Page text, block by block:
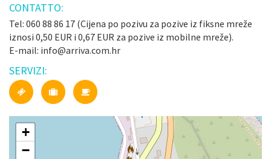
CONTATTO:
Tel: 060 88 86 17 (Cijena po pozivu za pozive iz fiksne mreže
iznosi 0,50 EUR i 0,67 EUR za pozive iz mobilne mreže).
E-mail: info@arriva.com.hr
SERVIZI:
+
−